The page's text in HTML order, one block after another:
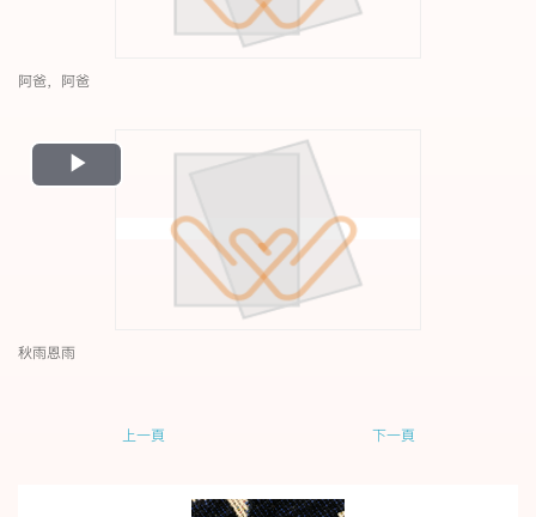
阿爸，阿爸
Play
Video
秋雨恩雨
上一頁 下一頁